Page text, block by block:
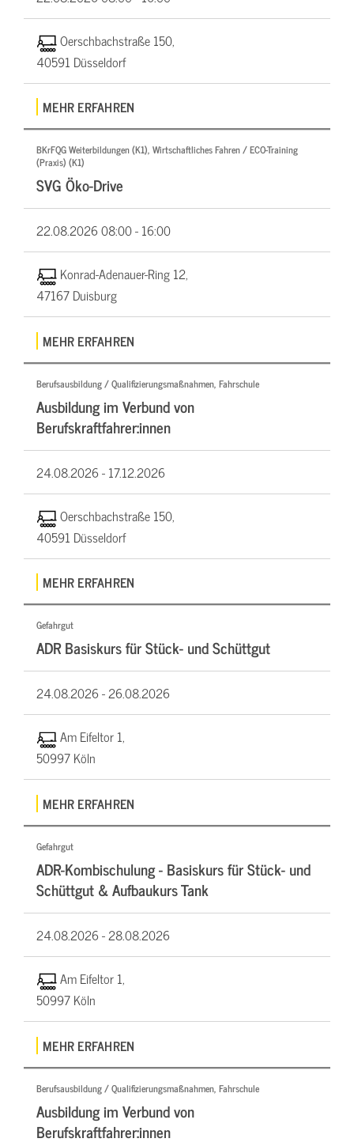
Oerschbachstraße 150,
40591 Düsseldorf
MEHR ERFAHREN
BKrFQG Weiterbildungen (K1), Wirtschaftliches Fahren / ECO-Training
(Praxis) (K1)
SVG Öko-Drive
22.08.202608:00 - 16:00
Konrad-Adenauer-Ring 12,
47167 Duisburg
MEHR ERFAHREN
Berufsausbildung / Qualifizierungsmaßnahmen, Fahrschule
Ausbildung im Verbund von
Berufskraftfahrer:innen
24.08.2026 -17.12.2026
Oerschbachstraße 150,
40591 Düsseldorf
MEHR ERFAHREN
Gefahrgut
ADR Basiskurs für Stück- und Schüttgut
24.08.2026 -26.08.2026
Am Eifeltor 1,
50997 Köln
MEHR ERFAHREN
Gefahrgut
ADR-Kombischulung - Basiskurs für Stück- und
Schüttgut & Aufbaukurs Tank
24.08.2026 -28.08.2026
Am Eifeltor 1,
50997 Köln
MEHR ERFAHREN
Berufsausbildung / Qualifizierungsmaßnahmen, Fahrschule
Ausbildung im Verbund von
Berufskraftfahrer:innen